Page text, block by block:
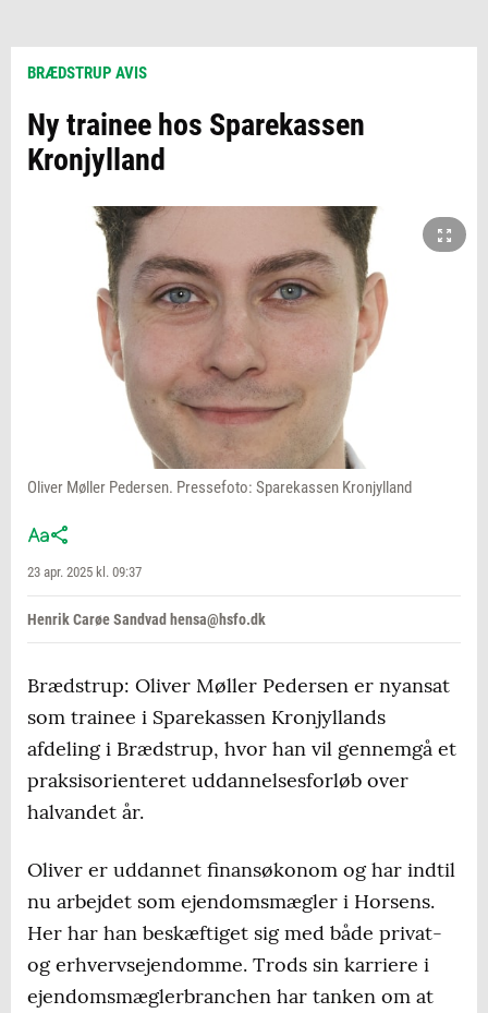
BRÆDSTRUP AVIS
Ny trainee hos Sparekassen
Kronjylland
Oliver Møller Pedersen. Pressefoto: Sparekassen Kronjylland
23 apr. 2025 kl. 09:37
Henrik Carøe Sandvad hensa@hsfo.dk
Brædstrup: Oliver Møller Pedersen er nyansat
som trainee i Sparekassen Kronjyllands
afdeling i Brædstrup, hvor han vil gennemgå et
praksisorienteret uddannelsesforløb over
halvandet år.
Oliver er uddannet finansøkonom og har indtil
nu arbejdet som ejendomsmægler i Horsens.
Her har han beskæftiget sig med både privat-
og erhvervsejendomme. Trods sin karriere i
ejendomsmæglerbranchen har tanken om at